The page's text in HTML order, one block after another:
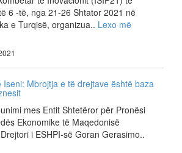
6 -të, nga 21-26 Shtator 2021 në
e Turqisë, organizua.. Lexo më
Iseni: Mbrojtja e të drejtave është baza
mes Entit Shtetëror për Pronësi
Ekonomike të Maqedonisë
i ESHPI-së Goran Gerasimo..